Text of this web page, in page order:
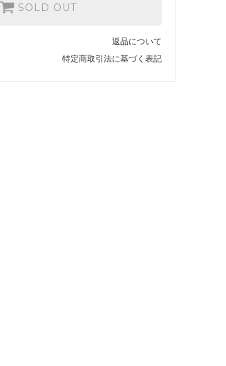
SOLD OUT
返品について
特定商取引法に基づく表記